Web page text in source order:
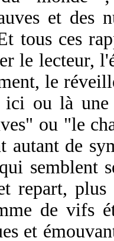
et des
tous ces
le lecteur,
le
ou là une
ou "le
autant de
semblent
repart, plus
de vifs
et